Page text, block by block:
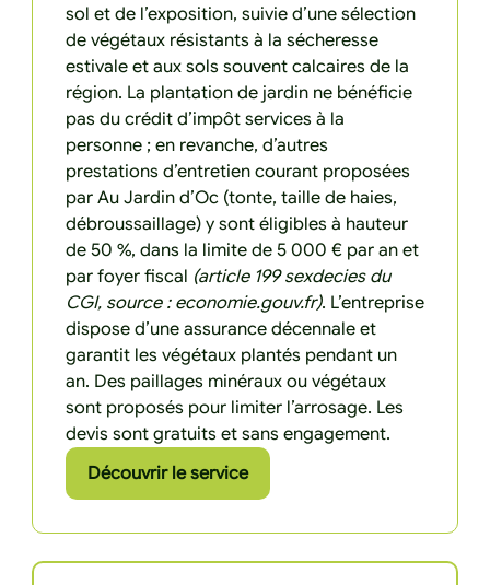
sol et de l’exposition, suivie d’une sélection
de végétaux résistants à la sécheresse
estivale et aux sols souvent calcaires de la
région. La plantation de jardin ne bénéficie
pas du crédit d’impôt services à la
personne ; en revanche, d’autres
prestations d’entretien courant proposées
par Au Jardin d’Oc (tonte, taille de haies,
débroussaillage) y sont éligibles à hauteur
de 50 %, dans la limite de 5 000 € par an et
par foyer fiscal (article 199 sexdecies du
CGI, source : economie.gouv.fr). L’entreprise
dispose d’une assurance décennale et
garantit les végétaux plantés pendant un
an. Des paillages minéraux ou végétaux
sont proposés pour limiter l’arrosage. Les
devis sont gratuits et sans engagement.
Découvrir le service